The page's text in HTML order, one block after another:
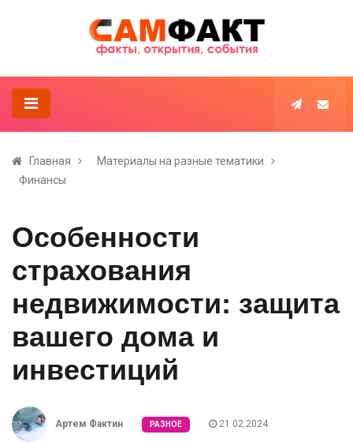
Главная
Материалы на разные тематики
Финансы
Особенности
страхования
недвижимости: защита
вашего дома и
инвестиций
Артем Фактин РАЗНОЕ 21.02.2024